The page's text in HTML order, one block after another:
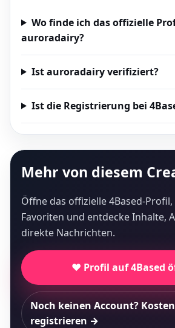
Wo finde ich das offizielle
auroradairy?
Ist auroradairy verifiziert?
Ist die Registrierung bei
Mehr von diesem
Öffne das offizielle 4Based-
Favoriten und entdecke Inhalte,
direkte Nachrichten.
❤️ Profil auf 4Based
Noch keinen Account?
registrieren →